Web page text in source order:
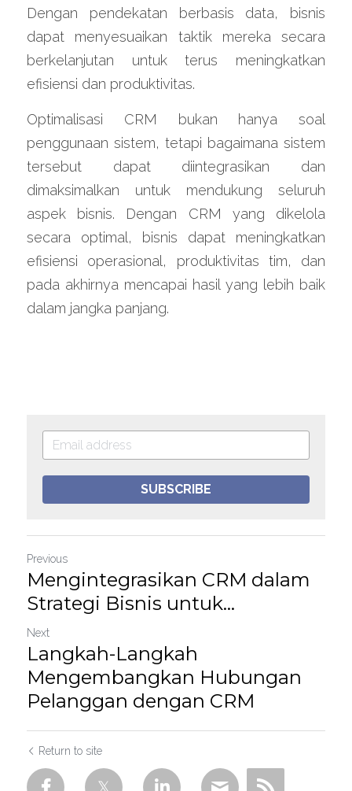
Dengan pendekatan berbasis data, bisnis
dapat menyesuaikan taktik mereka secara
berkelanjutan untuk terus meningkatkan
efisiensi dan produktivitas.
Optimalisasi CRM bukan hanya soal
penggunaan sistem, tetapi bagaimana sistem
tersebut dapat diintegrasikan dan
dimaksimalkan untuk mendukung seluruh
aspek bisnis. Dengan CRM yang dikelola
secara optimal, bisnis dapat meningkatkan
efisiensi operasional, produktivitas tim, dan
pada akhirnya mencapai hasil yang lebih baik
dalam jangka panjang.
SUBSCRIBE
Previous
Mengintegrasikan CRM dalam
Strategi Bisnis untuk...
Next
Langkah-Langkah
Mengembangkan Hubungan
Pelanggan dengan CRM
Return to site